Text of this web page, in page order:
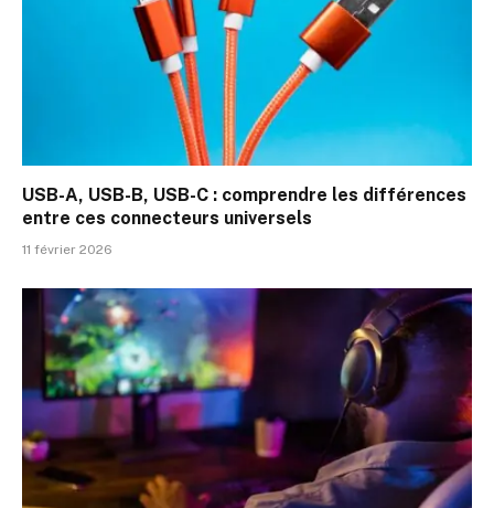
USB-A, USB-B, USB-C : comprendre les différences
entre ces connecteurs universels
11 février 2026